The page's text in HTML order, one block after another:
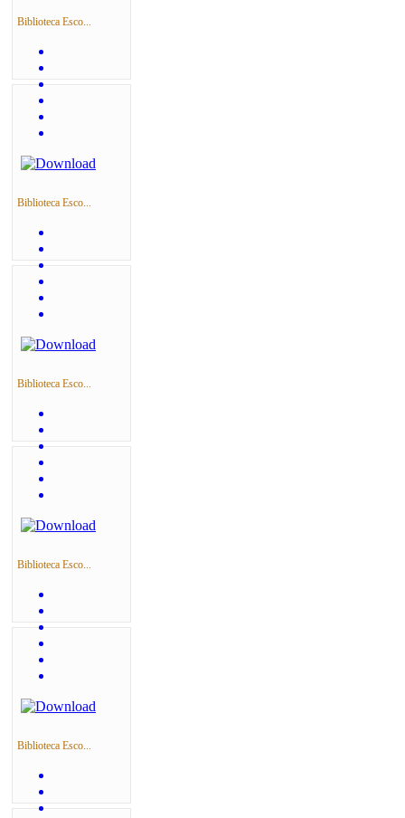
Biblioteca Esco...
Biblioteca Esco...
Biblioteca Esco...
Biblioteca Esco...
Biblioteca Esco...